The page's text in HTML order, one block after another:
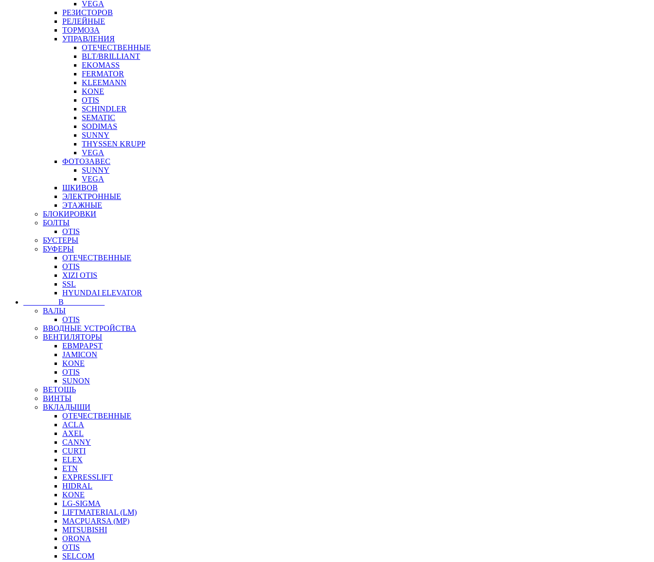
VEGA
РЕЗИСТОРОВ
РЕЛЕЙНЫЕ
ТОРМОЗА
УПРАВЛЕНИЯ
ОТЕЧЕСТВЕННЫЕ
BLT/BRILLIANT
EKOMASS
FERMATOR
KLEEMANN
KONE
OTIS
SCHINDLER
SEMATIC
SODIMAS
SUNNY
THYSSEN KRUPP
VEGA
ФОТОЗАВЕС
SUNNY
VEGA
ШКИВОВ
ЭЛЕКТРОННЫЕ
ЭТАЖНЫЕ
БЛОКИРОВКИ
БОЛТЫ
OTIS
БУСТЕРЫ
БУФЕРЫ
ОТЕЧЕСТВЕННЫЕ
OTIS
XIZI OTIS
SSL
HYUNDAI ELEVATOR
⠀⠀⠀⠀⠀⠀В⠀⠀⠀⠀⠀⠀⠀
ВАЛЫ
OTIS
ВВОДНЫЕ УСТРОЙСТВА
ВЕНТИЛЯТОРЫ
EBMPAPST
JAMICON
KONE
OTIS
SUNON
ВЕТОШЬ
ВИНТЫ
ВКЛАДЫШИ
ОТЕЧЕСТВЕННЫЕ
ACLA
AXEL
CANNY
CURTI
ELEX
ETN
EXPRESSLIFT
HIDRAL
KONE
LG-SIGMA
LIFTMATERIAL (LM)
MACPUARSA (MP)
MITSUBISHI
ORONA
OTIS
SELCOM